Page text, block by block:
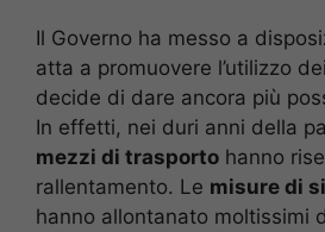
Il Governo ha messo a
atta a promuovere l’utilizzo dei
decide di dare ancora più
In effetti, nei duri anni della
mezzi di trasporto hanno
rallentamento. Le misure di
hanno allontanato moltissimi